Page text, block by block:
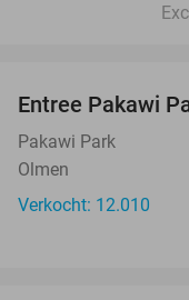
Entree Pakawi
Pakawi Park
Olmen
Verkocht: 12.010